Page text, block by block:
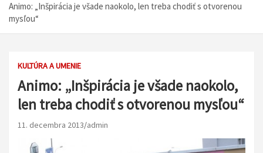
Animo: „Inšpirácia je všade naokolo, len treba chodiť s otvorenou
mysľou“
KULTÚRA A UMENIE
Animo: „Inšpirácia je všade naokolo,
len treba chodiť s otvorenou mysľou“
11. decembra 2013 admin